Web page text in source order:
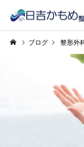
ブログ 整形外